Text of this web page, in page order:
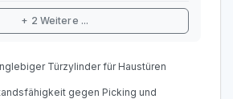
+ 2 Weitere ...
Türzylinder für Haustüren
gegen Picking und